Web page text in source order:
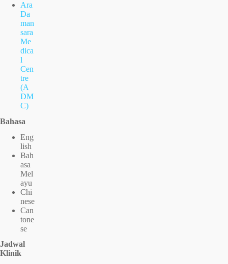
Ara
Da
man
sara
Me
dica
l
Cen
tre
(A
DM
C)
Bahasa
Eng
lish
Bah
asa
Mel
ayu
Chi
nese
Can
tone
se
Jadwal
Klinik